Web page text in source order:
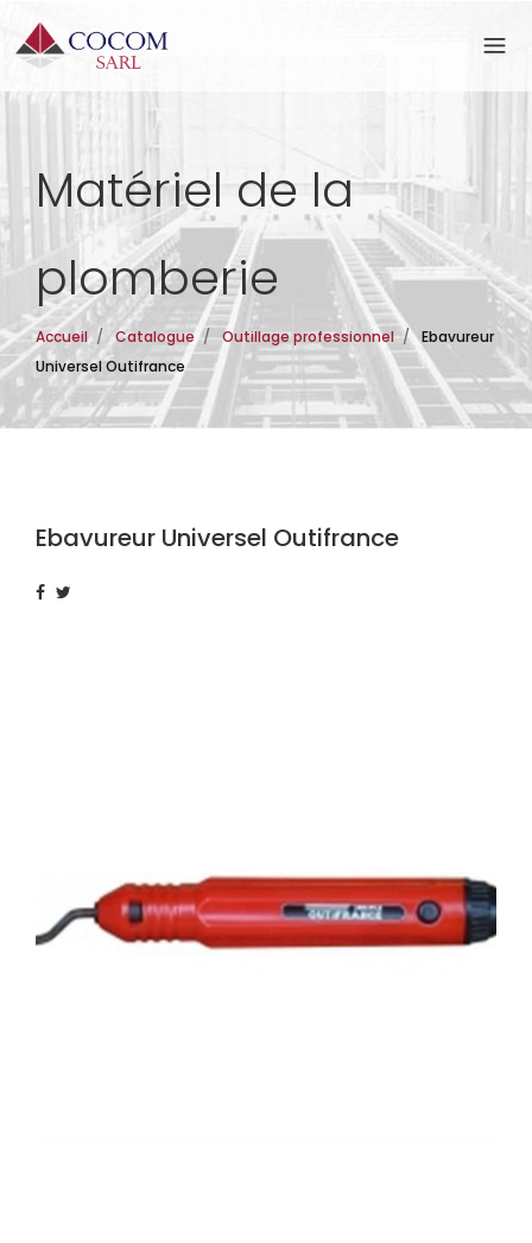
Matériel de la
plomberie
Accueil / Catalogue / Outillage professionnel /
Ebavureur
Universel Outifrance
Ebavureur Universel Outifrance